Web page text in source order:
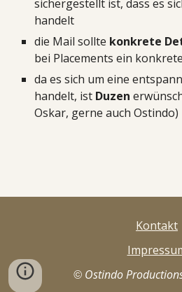
sichergestellt ist, dass es
handelt
die Mail sollte konkrete
bei Placements ein
da es sich um eine
handelt, ist Duzen
Oskar, gerne auch Ostindo)
Kontakt
© Ostindo